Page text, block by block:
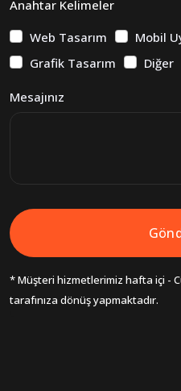
Anahtar Kelimeler
Web Tasarım
Mobil
Grafik Tasarım
Diğer
Mesajınız
* Müşteri hizmetlerimiz hafta içi -
tarafınıza dönüş yapmaktadır.